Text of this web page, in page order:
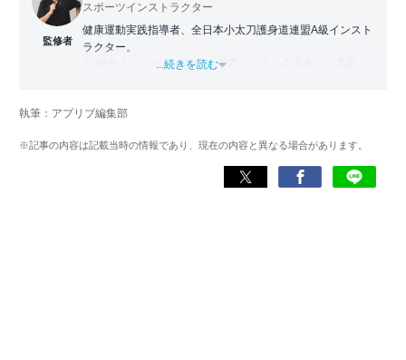
監修者
スポーツインストラクター
健康運動実践指導者、全日本小太刀護身道連盟A級インスト
ラクター。
2006年よりスポーツ教室を主宰し、小・中学生から高齢者
日常生活をより豊かにするヘルスケアアプリの活用法を、
メディアや講演を通じて広く発信している。
...続きを読む
執筆：アプリブ編集部
※記事の内容は記載当時の情報であり、現在の内容と異なる場合があります。